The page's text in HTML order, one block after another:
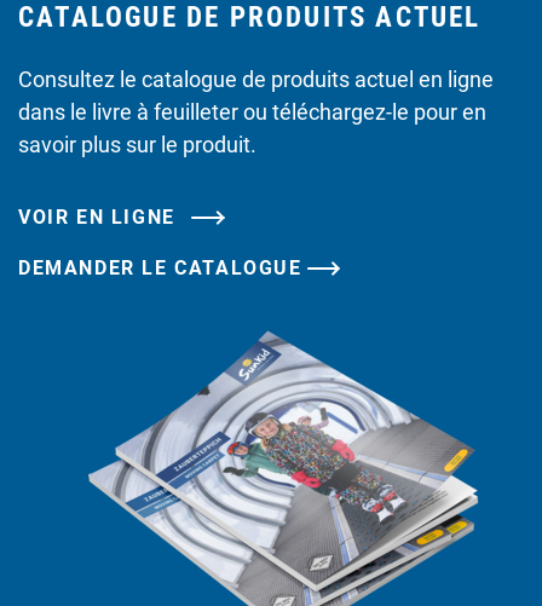
CATALOGUE DE PRODUITS ACTUEL
Consultez le catalogue de produits actuel en ligne
dans le livre à feuilleter ou téléchargez-le pour en
savoir plus sur le produit.
VOIR EN LIGNE